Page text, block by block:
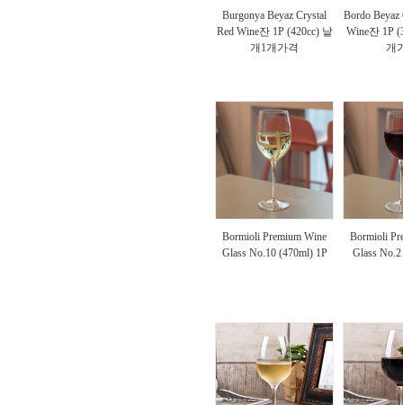
Burgonya Beyaz Crystal
Red Wine잔 1P (420cc) 낱
개1개가격
Bordo Beyaz
Wine잔 1P
개
Bormioli Premium Wine
Glass No.10 (470ml) 1P
Bormioli
Glass